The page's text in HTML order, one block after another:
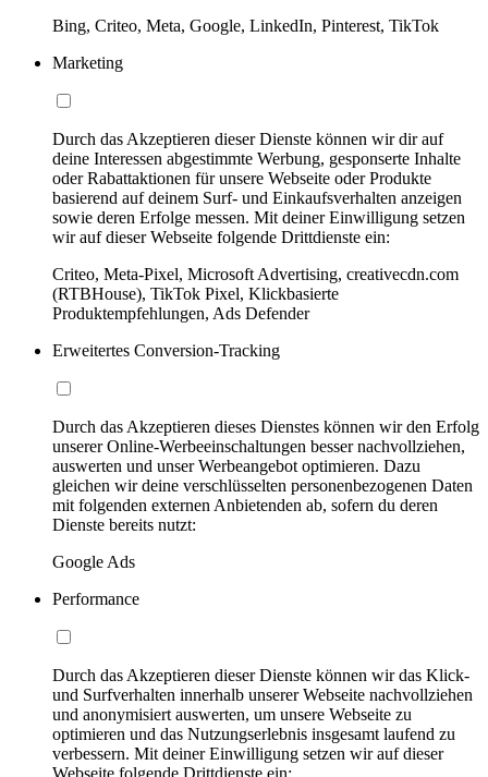
Bing, Criteo, Meta, Google, LinkedIn, Pinterest, TikTok
Marketing
Durch das Akzeptieren dieser Dienste können wir dir auf
deine Interessen abgestimmte Werbung, gesponserte Inhalte
oder Rabattaktionen für unsere Webseite oder Produkte
basierend auf deinem Surf- und Einkaufsverhalten anzeigen
sowie deren Erfolge messen. Mit deiner Einwilligung setzen
wir auf dieser Webseite folgende Drittdienste ein:
Criteo, Meta-Pixel, Microsoft Advertising, creativecdn.com
(RTBHouse), TikTok Pixel, Klickbasierte
Produktempfehlungen, Ads Defender
Erweitertes Conversion-Tracking
Durch das Akzeptieren dieses Dienstes können wir den Erfolg
unserer Online-Werbeeinschaltungen besser nachvollziehen,
auswerten und unser Werbeangebot optimieren. Dazu
gleichen wir deine verschlüsselten personenbezogenen Daten
mit folgenden externen Anbietenden ab, sofern du deren
Dienste bereits nutzt:
Google Ads
Performance
Durch das Akzeptieren dieser Dienste können wir das Klick-
und Surfverhalten innerhalb unserer Webseite nachvollziehen
und anonymisiert auswerten, um unsere Webseite zu
optimieren und das Nutzungserlebnis insgesamt laufend zu
verbessern. Mit deiner Einwilligung setzen wir auf dieser